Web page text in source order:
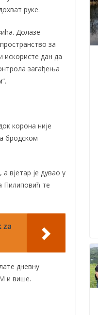
руке.
Долазе
за
искористе дан да
загађења
корона није
бродском
вјетар је дувао у
Пилиповић те
za
дневну
и више.